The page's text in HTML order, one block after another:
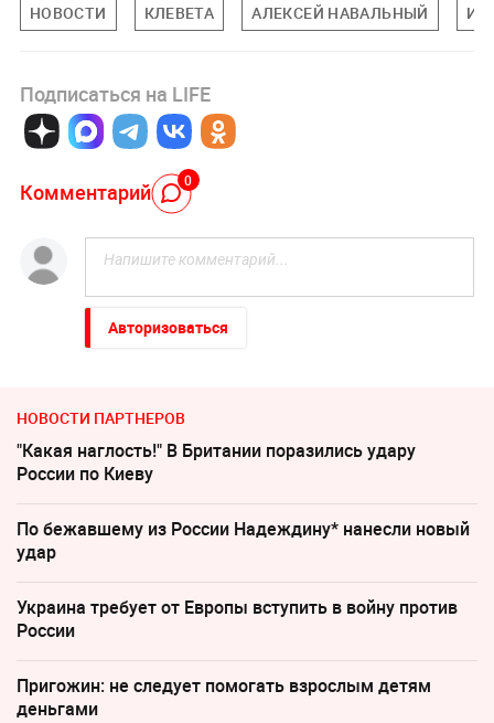
НОВОСТИ КЛЕВЕТА АЛЕКСЕЙ НАВАЛЬНЫЙ
Подписаться на LIFE
Комментарий 0
Авторизоваться
НОВОСТИ ПАРТНЕРОВ
"Какая наглость!" В Британии поразились удару
России по Киеву
По бежавшему из России Надеждину* нанесли новый
удар
Украина требует от Европы вступить в войну против
России
Пригожин: не следует помогать взрослым детям
деньгами